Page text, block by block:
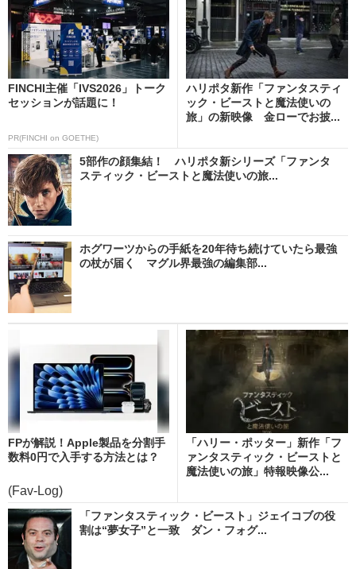
FINCHI主催「IVS2026」トーク
セッションが話題に！
PR(FINCHI on GOETHE)
ハリポタ新作「ファンタスティ
ック・ビーストと魔法使いの
旅」の新映像 金ローでお披...
5部作の顔集結！ ハリポタ新シリーズ「ファンタ
スティック・ビーストと魔法使いの旅...
ホグワーツからの手紙を20年待ち続けていたら最強
の杖が届く マグル界最強の編集部...
FPが解説！Apple製品を分割手
数料0円で入手する方法とは？
(Fav-Log)
「ハリー・ポッター」新作「フ
ァンタスティック・ビーストと
魔法使いの旅」特報映像公...
「ファンタスティック・ビースト」ジェイコブの役
割は“夢女子”と一致 ダン・フォグ...